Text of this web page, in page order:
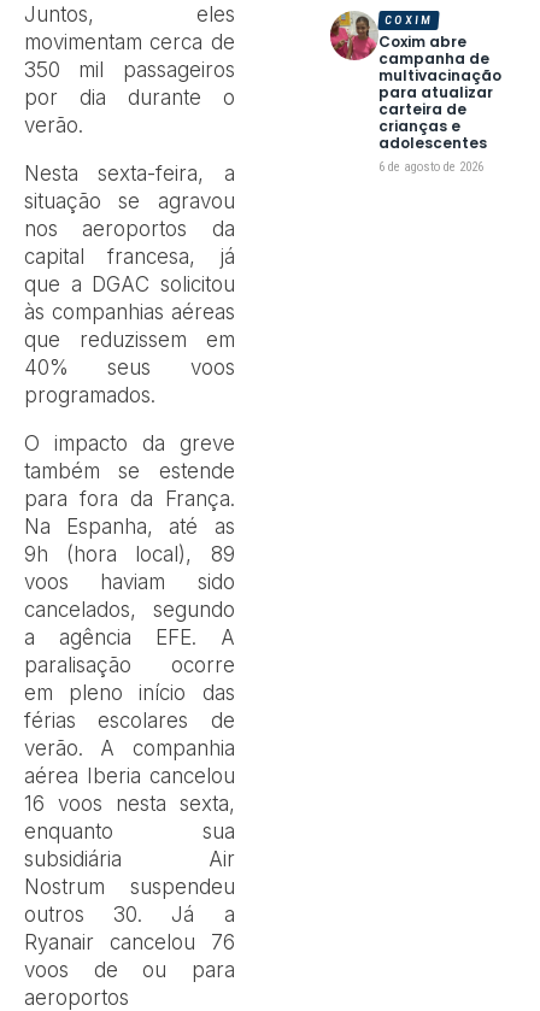
Juntos, eles
movimentam cerca de
350 mil passageiros
por dia durante o
verão.
Nesta sexta-feira, a
situação se agravou
nos aeroportos da
capital francesa, já
que a DGAC solicitou
às companhias aéreas
que reduzissem em
40% seus voos
programados.
O impacto da greve
também se estende
para fora da França.
Na Espanha, até as
9h (hora local), 89
voos haviam sido
cancelados, segundo
a agência EFE. A
paralisação ocorre
em pleno início das
férias escolares de
verão. A companhia
aérea Iberia cancelou
16 voos nesta sexta,
enquanto sua
subsidiária Air
Nostrum suspendeu
outros 30. Já a
Ryanair cancelou 76
voos de ou para
aeroportos
Coxim abre
campanha de
multivacinação
para atualizar
carteira de
crianças e
adolescentes
6 de agosto de 2026
COXIM